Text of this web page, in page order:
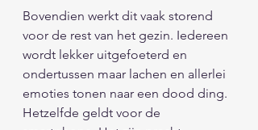
Bovendien werkt dit vaak storend
voor de rest van het gezin. Iedereen
wordt lekker uitgefoeterd en
ondertussen maar lachen en allerlei
emoties tonen naar een dood ding.
Hetzelfde geldt voor de